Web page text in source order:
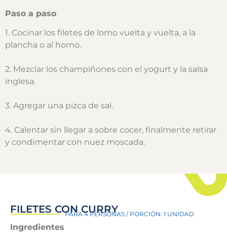
Paso a paso
1. Cocinar los filetes de lomo vuelta y vuelta, a la
plancha o al horno.
2. Mezclar los champiñones con el yogurt y la salsa
inglesa.
3. Agregar una pizca de sal.
4. Calentar sin llegar a sobre cocer, finalmente retirar
y condimentar con nuez moscada.
FILETES CON CURRYPARA 4 PERSONAS / PORCIÓN: 1 UNIDAD
Ingredientes